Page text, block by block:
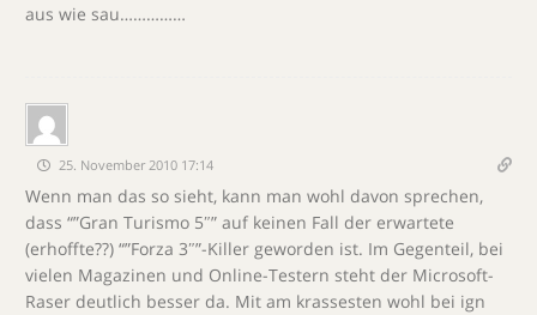
aus wie sau……………
25. November 2010 17:14
Wenn man das so sieht, kann man wohl davon sprechen,
dass “”Gran Turismo 5″” auf keinen Fall der erwartete
(erhoffte??) “”Forza 3″”-Killer geworden ist. Im Gegenteil, bei
vielen Magazinen und Online-Testern steht der Microsoft-
Raser deutlich besser da. Mit am krassesten wohl bei ign